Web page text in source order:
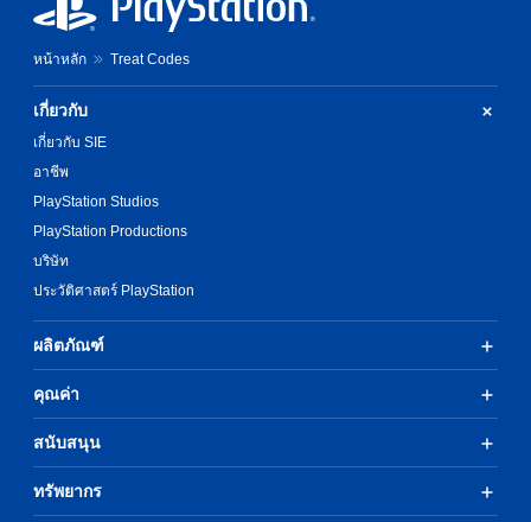
หน้าหลัก Treat Codes
เกี่ยวกับ
เกี่ยวกับ SIE
อาชีพ
PlayStation Studios
PlayStation Productions
บริษัท
ประวัติศาสตร์ PlayStation
ผลิตภัณฑ์
คุณค่า
สนับสนุน
ทรัพยากร